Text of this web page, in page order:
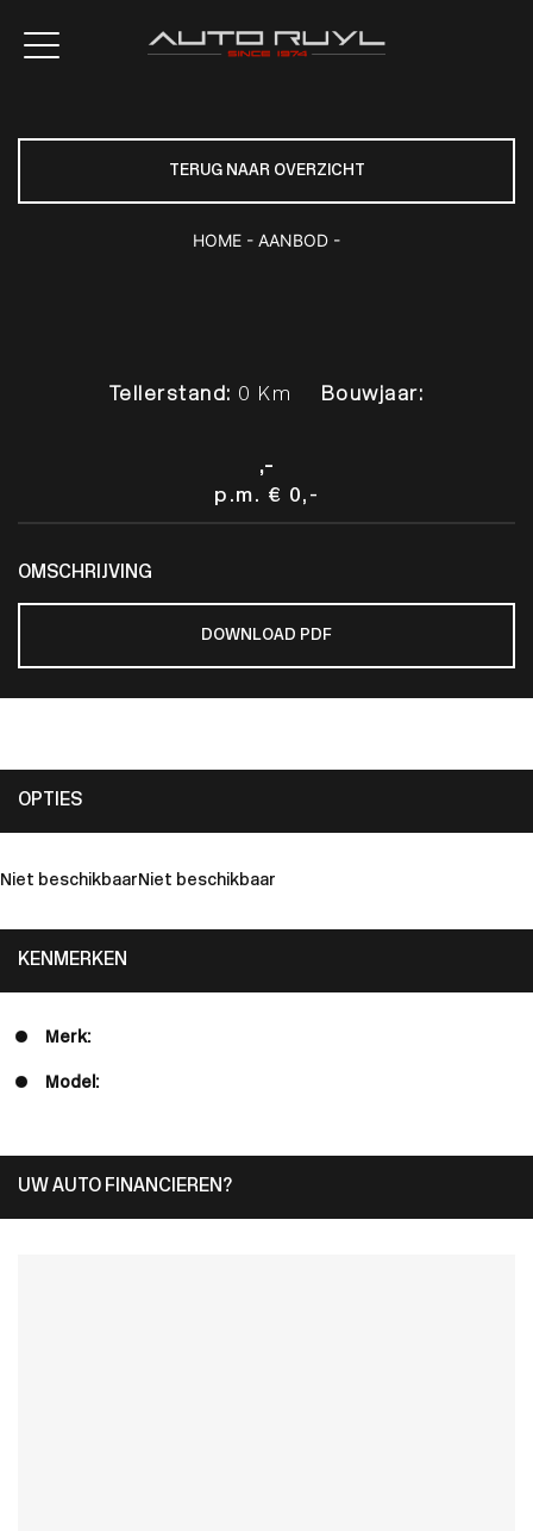
TERUG NAAR OVERZICHT
HOME - AANBOD -
Tellerstand: 0 Km Bouwjaar:
,-
p.m. € 0,-
OMSCHRIJVING
DOWNLOAD PDF
OPTIES
Niet beschikbaar Niet beschikbaar
KENMERKEN
Merk:
Model:
UW AUTO FINANCIEREN?